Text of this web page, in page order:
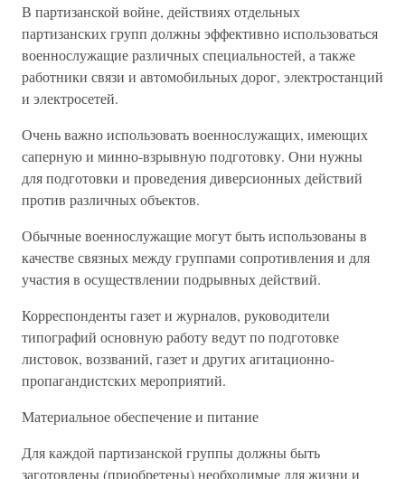
В партизанской войне, действиях отдельных
партизанских групп должны эффективно использоваться
военнослужащие различных специальностей, а также
работники связи и автомобильных дорог, электростанций
и электросетей.
Очень важно использовать военнослужащих, имеющих
саперную и минно-взрывную подготовку. Они нужны
для подготовки и проведения диверсионных действий
против различных объектов.
Обычные военнослужащие могут быть использованы в
качестве связных между группами сопротивления и для
участия в осуществлении подрывных действий.
Корреспонденты газет и журналов, руководители
типографий основную работу ведут по подготовке
листовок, воззваний, газет и других агитационно-
пропагандистских мероприятий.
Материальное обеспечение и питание
Для каждой партизанской группы должны быть
заготовлены (приобретены) необходимые для жизни и